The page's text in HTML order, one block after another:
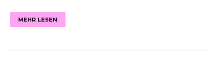
MEHR LESEN